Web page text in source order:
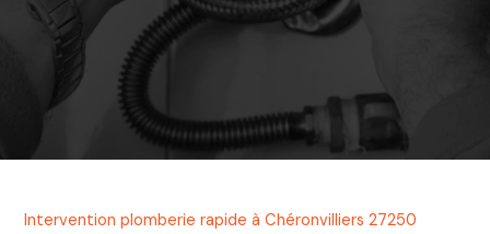
Intervention plomberie rapide à Chéronvilliers 27250